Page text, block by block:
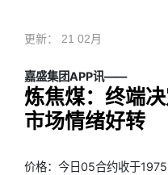
更新： 21 02月
嘉盛集团APP讯——
炼焦煤：终端
市场情绪好转
价格：今日05合约收于